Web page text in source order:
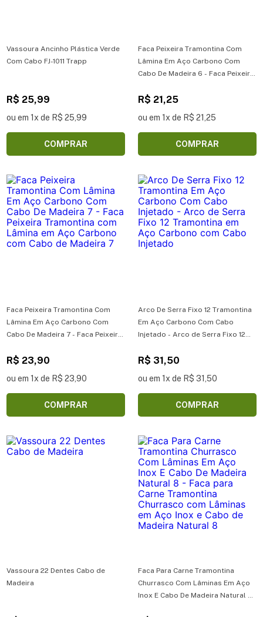
Vassoura Ancinho Plástica Verde
Com Cabo FJ-1011 Trapp
R$ 25,99
ou em 1x de R$ 25,99
COMPRAR
Faca Peixeira Tramontina Com
Lâmina Em Aço Carbono Com
Cabo De Madeira 6 - Faca Peixeira
Carbono com Cabo de Madeira 6
R$ 21,25
ou em 1x de R$ 21,25
COMPRAR
Faca Peixeira Tramontina Com
Lâmina Em Aço Carbono Com
Cabo De Madeira 7 - Faca Peixeira
Carbono com Cabo de Madeira 7
R$ 23,90
ou em 1x de R$ 23,90
COMPRAR
Arco De Serra Fixo 12 Tramontina
Em Aço Carbono Com Cabo
Injetado - Arco de Serra Fixo 12
Cabo Injetado
R$ 31,50
ou em 1x de R$ 31,50
COMPRAR
Vassoura 22 Dentes Cabo de
Madeira
Faca Para Carne Tramontina
Churrasco Com Lâminas Em Aço
Inox E Cabo De Madeira Natural 8